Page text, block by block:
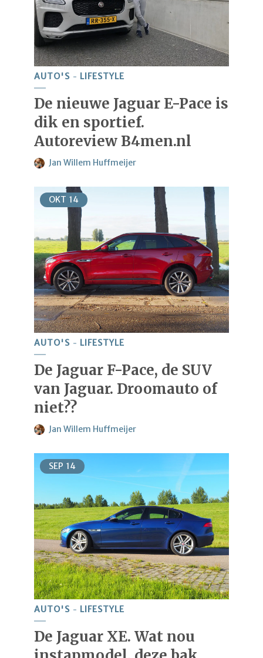
AUTO'S LIFESTYLE
De nieuwe Jaguar E-Pace is
dik en sportief.
Autoreview B4men.nl
Jan Willem Huffmeijer
OKT 14
AUTO'S LIFESTYLE
De Jaguar F-Pace, de SUV
van Jaguar. Droomauto of
niet??
Jan Willem Huffmeijer
SEP 14
AUTO'S LIFESTYLE
De Jaguar XE. Wat nou